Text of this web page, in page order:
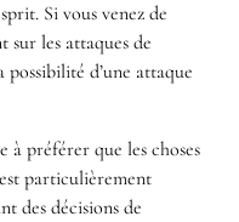
Si vous venez de
les attaques de
d’une attaque
à préférer que les choses
particulièrement
des décisions de